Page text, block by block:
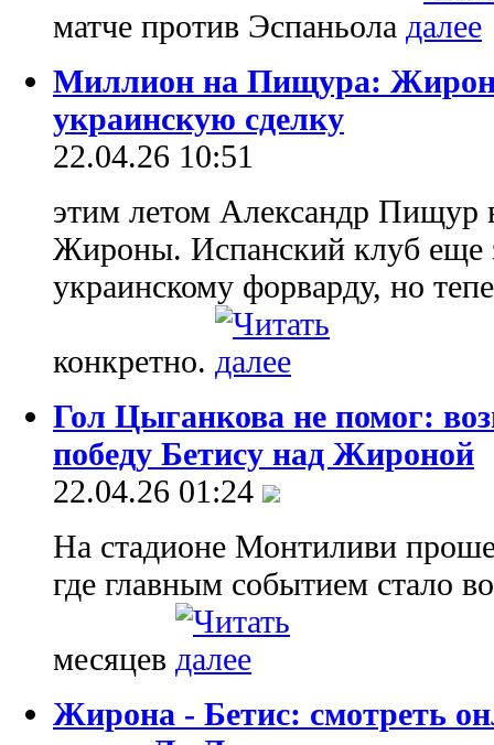
матче против Эспаньола
Миллион на Пищура:
украинскую сделку
22.04.26 10:51
этим летом Александр Пищур
Жироны. Испанский клуб еще
украинскому форварду, но
конкретно.
Гол Цыганкова не помог:
победу Бетису над Жироной
22.04.26 01:24
На стадионе Монтиливи
где главным событием стало
месяцев
Жирона - Бетис: смотреть